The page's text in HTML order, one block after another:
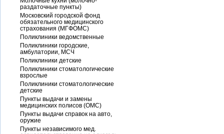
раздаточные пункты)
Московский городской фонд
обязательного медицинского
страхования (МГФОМС)
Поликлиники ведомственные
Поликлиники городские,
амбулатории, МСЧ
Поликлиники детские
Поликлиники стоматологические
взрослые
Поликлиники стоматологические
детские
Пункты выдачи и замены
медицинских полисов (ОМС)
Пункты выдачи справок на авто,
оружие
Пункты независимого мед.